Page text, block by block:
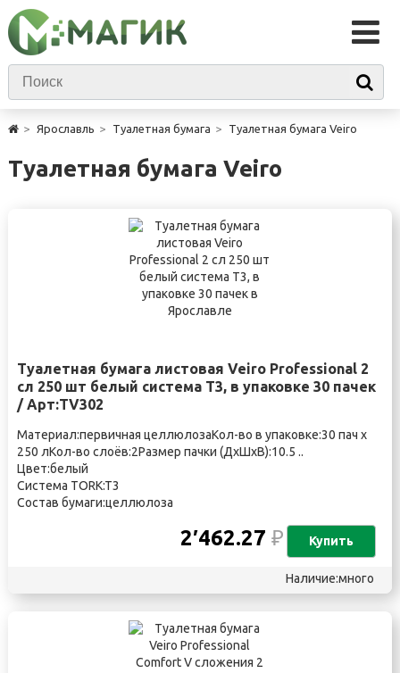
Ярославль Туалетная бумага Туалетная бумага Veiro
Туалетная бумага Veiro
Туалетная бумага листовая Veiro Professional 2
сл 250 шт белый система T3, в упаковке 30 пачек
/ Арт:TV302
Материал:первичная целлюлозаКол-во в упаковке:30 пач х
250 лКол-во слоёв:2Размер пачки (ДхШхВ):10.5 ..
Цвет:белый
Система TORK:T3
Состав бумаги:целлюлоза
2′462.27₽ Купить
Наличие:много